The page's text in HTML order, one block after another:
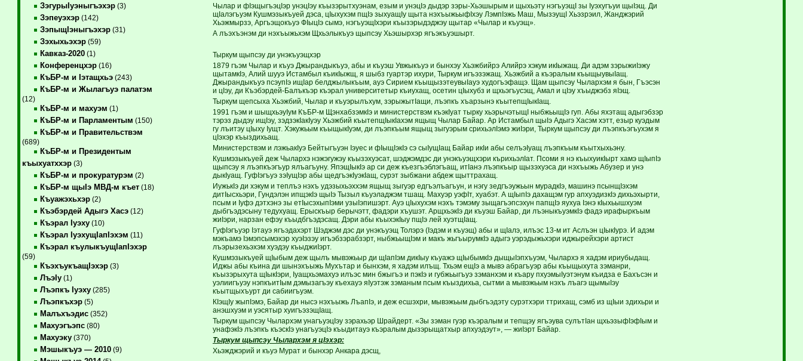
ЗэгурыIуэныгъэхэр(3)
Зэпеуэхэр(142)
ЗэпыщIэныгъэхэр(31)
Зэхыхьэхэр(59)
Кавказ-2020(1)
Конференцхэр(16)
КъБР-м и Iэтащхьэ(243)
КъБР-м и Жылагъуэ палатэм
(12)
КъБР-м и махуэм (1)
КъБР-м и Парламентым (150)
КъБР-м и Правительствэм
(689)
КъБР-м и Президентым
къыхуатххэр(3)
КъБР-м и прокуратурэм (2)
КъБР-м щыIэ МВД-м къет(18)
Къуажэхьхэр(2)
Къэбэрдей Адыгэ Хасэ(12)
Къэрал Iуэху(10)
Къэрал IуэхущIапIэхэм (11)
Къэрал къулыкъущIапIэхэр
(59)
КъэхъукъащIэхэр(3)
ЛъэIу(1)
Лъэпкъ Iуэху(285)
Лъэпкъхэр(5)
Малъхъэдис(352)
Махуэгъэпс(80)
Махуэку(370)
Мэшыкъуэ — 2010(9)
Чылар и фIэщыгъэцIэр унэцIэу къызэрытхуэнам, езым и унэцIэ дыдэр зэры-Хьэшырым и щыхьэту нэгъуэщI зы Iуэхугъуи щыIэщ. Ди
щIалэгъуэм Кушмэзыкъуей дэса, цIыхухэм пщIэ зыхуащIу щыта нэхъыжьыфIхэу ЛэмпIэжь Маш, МызэущI Хьэзрэил, Жанджэрий
Хьэжмырзэ, Аргъэщокъуэ ФIыцIэ сымэ, нэгъуэщIхэри къызэрыдэджэу щытар «Чылар и къуэщ».
А лъэхъэнэм ди нэхъыжьхэм Щхьэлыкъуэ щыпсэу Хьэшырхэр ягъэкъуэшырт.
Тыркум щыпсэу ди унэкъуэщхэр
1879 гъэм Чылар и къуэ Джырандыкъуэ, абы и къуэш Увжыкъуэ и бынхэу Хьэжбийрэ Алийрэ хэкум икIыжащ. Ди адэм зэрыжиIэжу
щытамкIэ, Алий шууэ Истамбыл къикIыжщ, я шыбз гуартэр ихури, Тыркум игъэзэжащ. Хьэжбий а къэралым къыщыувыIащ.
Джырандыкъуэ псэупIэ ищIар белджылыкъым, ауэ Сирием къыщызэтеувыIауэ худогъэфащэ. Щам щыпсэу Чылархэм я бын, Гъэсэн
и цIэу, ди Къэбэрдей-Балъкъэр къэрал университетыр къиухащ, осетин цIыхубз и щхьэгъусэщ, Амал и цIэу хъыджэбз яIэщ.
Тыркум щепсыха Хьэжбий, Чылар и къуэрылъхум, зэрыжытIащи, лъэпкъ хъарзынэ къытепщIыкIащ.
1991 гъэм и шыщхьэуIум КъБР-м ЩэнхабзэмкIэ и министерствэм къэкIуат тырку хьэрычэтыщI ныбжьыщIэ гуп. Абы яхэтащ адыгэбзэр
тэрэз дыдэу ищIэу, зэдзэкIакIуэу Хьэжбий къытепщIыкIахэм ящыщ Чылар Байар. Ар Истамбыл щыIэ Адыгэ Хасэм хэтт, езыр куэдым
гу лъитэу цIыху Iущт. Хэкужьым къыщыкIуэм, ди лъэпкъым ящыщ зыгуэрым срихьэлIэмэ жиIэри, Тыркум щыпсэу ди лъэпкъэгъухэм я
цIэхэр къыздихьащ.
Министерствэм и лэжьакIуэ Бейтыгъуэн Iэуес и фIыщIэкIэ сэ сыIущIащ Байар икIи абы селъэIуащ лъэпкъым къытхыхьэну.
Кушмэзыкъуей деж Чылархэ нэжэгужэу къызэхуэсат, шэджэмдэс ди унэкъуэщхэри кърихьэлIат. Псоми я нэ къыхуикIырт хамэ щIыпIэ
щыпсэу я лъэпкъэгъур ялъагъуну. ЯпэщIыкIэ ар си деж къезгъэблэгъащ, итIанэ лъэпкъыр щызэхуэса ди нэхъыжь Абузер и унэ
дыкIуащ. ГуфIэгъуэ зэIущIэр абы щедгъэкIуэкIащ, сурэт зыбжани абдеж щыттрахащ.
ИужькIэ ди хэкум и теплъэ нэхъ удэзыхьэххэм ящыщ зыгуэр едгъэлъагъун, и нэгу зедгъэужьын мурадкIэ, машинэ псынщIэхэм
дитIысхьэри, Гундэлэн ипщэкIэ щыIэ Тызыл къуэладжэм тшащ. Махуэр уэфIт, хуабэт. А щIыпIэ дахащэм гур апхуэдизкIэ дихьэхырти,
псым и Iуфэ дэтхэнэ зы етIысэхыпIэми узыIэпишэрт. Ауэ цIыхухэм нэхъ тэмэму зыщагъэпсэхун папщIэ яухуа Iэнэ кIыхьышхуэм
дыбгъэдэсыну тедухуащ. Ерыскъыр берычэтт, фадэри хъушэт. АрщхьэкIэ ди къуэш Байар, ди лъэныкъуэмкIэ фадэ ирафыркъым
жиIэри, нарзан ефэу къыдбгъэдэсащ. Дэри абы къыхэкIыу пщIэ лей хуэтщIащ.
ГуфIэгъуэр Iэтауэ ягъэдахэрт Шэджэм дэс ди унэкъуэщ Толэрэ (Iэдэм и къуэщ) абы и щIалэ, илъэс 13-м ит Аслъэн цIыкIурэ. И адэм
мэкъамэ Iэмэпсымэхэр хуэIэзэу игъэбзэрабзэрт, ныбжьыщIэм и макъ жьгъырумкIэ адыгэ уэрэдыжьхэри иджырейхэри артист
лъэрызехьэхэм хуэдэу къыджиIэрт.
Кушмэзыкъуей щIыбым деж щылъ мывэжьыр ди щIапIэм дикIыу къуажэ щIыбымкIэ дыщыIэпхъуэм, Чылархэ я хадэм ириубыдащ.
Иджы абы къина ди шынэхъыжь Мухътар и бынхэм, я хадэм илъщ. Тхьэм ещIэ а мывэ абрагъуэр абы къыщыхута зэманри,
къызэрыхута щIыкIэри, Iуащхьэмахуэ илъэс мин бжыгъэ и пэкIэ и губжьыгъуэ зэманхэм и къару пхуэмыIуэтэнум къидза е Бахъсэн и
уэлиигъуэу нэпкъитIым дэмызагъэу къехауэ яIуэтэж зэманым псым къыздихьа, сытми а мывэжьым нэхъ лъагэ щымыIэу
къытщыхъурт ди сабиигъуэм.
КIэщIу жыпIэмэ, Байар ди нысэ нэхъыжь ЛъапIэ, и деж есшэхри, мывэжьым дыбгъэдэту сурэтхэри ттрихащ, сэмб из щIыи здихьри и
анэшхуэм и уэсятыр хуигъэзэщIащ.
Тыркум щыпсэу Чылархэм унагъуэцIэу зэрахьэр Шрайдерт. «Зы зэман гуэр къэралым и тепщэу ягъэува сулътIан щхьэзыфIэфIым и
унафэкIэ лъэпкъ къэскIэ унагъуэцIэ къыдитауэ къэралым дызэрыщатхыр апхуэдэут», — жиIэрт Байар.
Тыркум щыпсэу Чылархэм я цIэхэр:
Хьэжджэрий и къуэ Мурат и бынхэр Анкара дэсщ,